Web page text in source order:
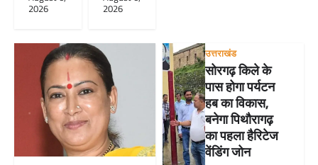
2026
2026
उत्तराखंड
सोरगढ़ किले के
पास होगा पर्यटन
हब का विकास,
बनेगा पिथौरागढ़
का पहला हैरिटेज
वेंडिंग जोन